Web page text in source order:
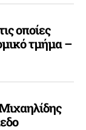
οποίες
τμήμα –